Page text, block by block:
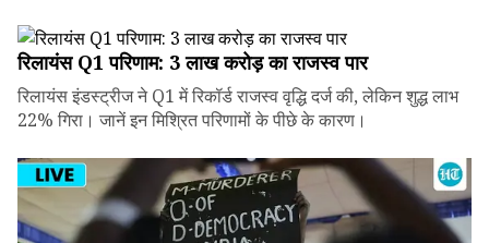
रिलायंस Q1 परिणाम: ₹3 लाख करोड़ का राजस्व पार
रिलायंस इंडस्ट्रीज ने Q1 में रिकॉर्ड राजस्व वृद्धि दर्ज की, लेकिन शुद्ध लाभ
22% गिरा। जानें इन मिश्रित परिणामों के पीछे के कारण।